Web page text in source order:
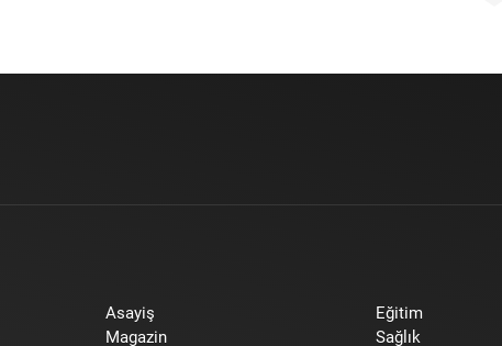
Asayiş
Magazin
Eğitim
Sağlık